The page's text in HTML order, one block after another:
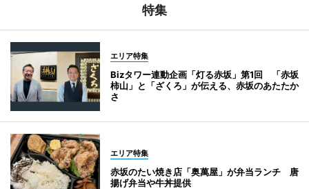
特集
エリア特集
Bizタワー連動企画「灯る赤坂」第1回 「赤坂
柿山」と「ざくろ」が伝える、赤坂のあたたか
さ
エリア特集
赤坂のたい焼き店「奥萬屋」が弁当ランチ 唐
揚げ弁当や牛丼提供